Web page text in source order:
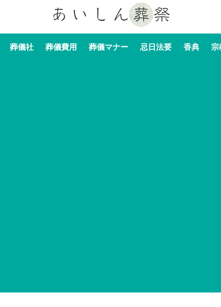
葬儀社 葬儀費用 葬儀マナー 忌日法要 香典 宗